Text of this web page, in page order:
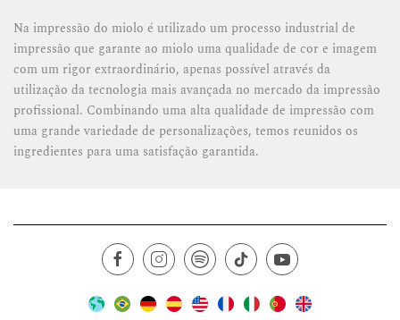
Na impressão do miolo é utilizado um processo industrial de
impressão que garante ao miolo uma qualidade de cor e imagem
com um rigor extraordinário, apenas possível através da
utilização da tecnologia mais avançada no mercado da impressão
profissional. Combinando uma alta qualidade de impressão com
uma grande variedade de personalizações, temos reunidos os
ingredientes para uma satisfação garantida.